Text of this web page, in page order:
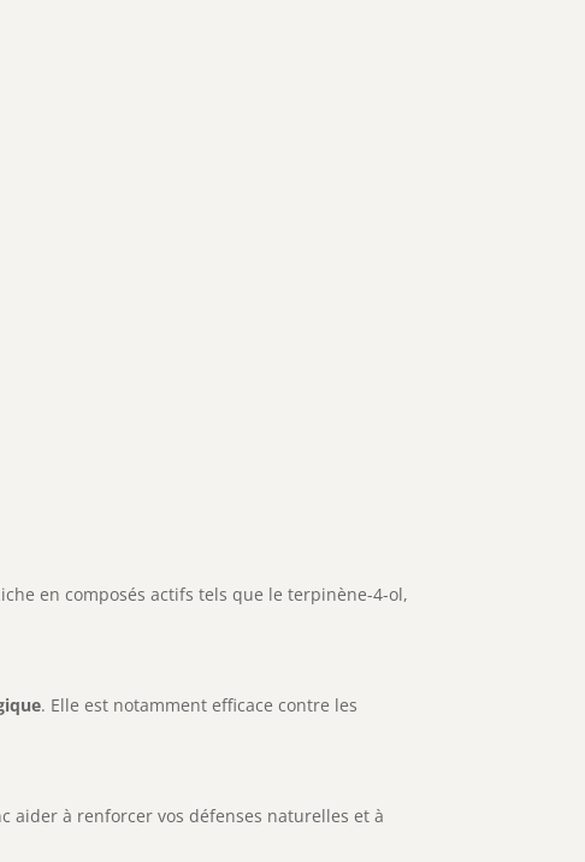
en composés actifs tels que le terpinène-4-ol,
. Elle est notamment efficace contre les
aider à renforcer vos défenses naturelles et à